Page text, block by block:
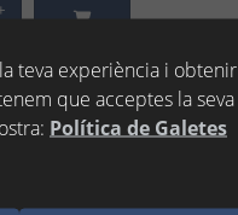
teva experiència i obtenir
que acceptes la seva
Política de Galetes